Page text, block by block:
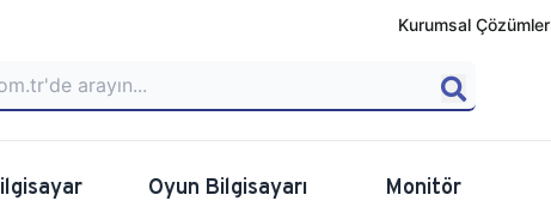
Kurumsal Çözümler
Oyun Bilgisayarı Monitör